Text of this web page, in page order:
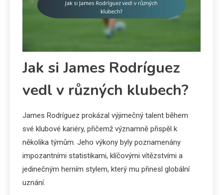
Jak si James Rodríguez
vedl v různých klubech?
James Rodríguez prokázal výjimečný talent během
své klubové kariéry, přičemž významně přispěl k
několika týmům. Jeho výkony byly poznamenány
impozantními statistikami, klíčovými vítězstvími a
jedinečným herním stylem, který mu přinesl globální
uznání.